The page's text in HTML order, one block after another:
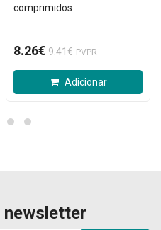
comprimidos
8.26€ 9.41€ PVPR
Adicionar
newsletter